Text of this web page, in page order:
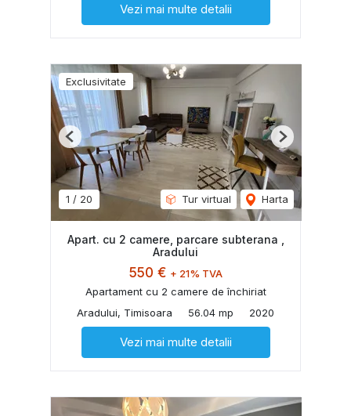
Vezi mai multe detalii
Exclusivitate
1 / 20 Tur virtual Harta
Previous Next
Apart. cu 2 camere, parcare subterana ,
Aradului
550 € + 21% TVA
Apartament cu 2 camere de închiriat
Aradului, Timisoara
56.04 mp 2020
Vezi mai multe detalii